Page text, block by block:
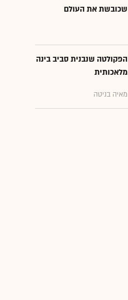
שכובשת את העולם
הפקולטה שנבנית סביב בינה
מלאכותית
מאיה בניטה